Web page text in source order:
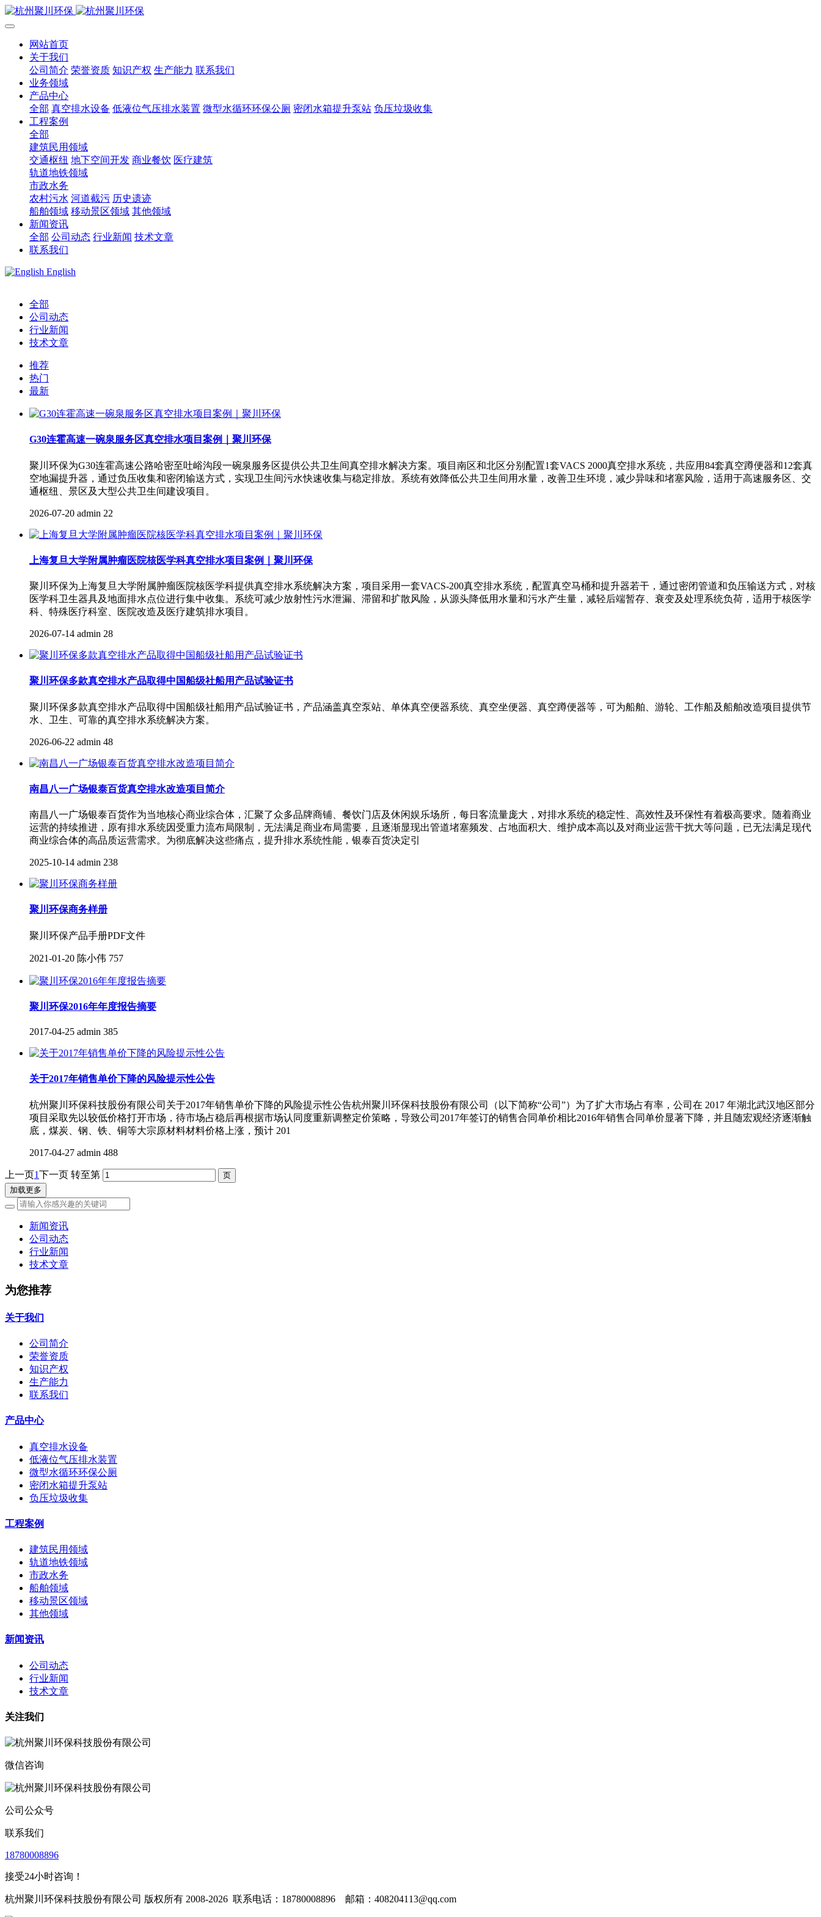
网站首页
关于我们
公司简介 荣誉资质 知识产权 生产能力 联系我们
业务领域
产品中心
全部 真空排水设备 低液位气压排水装置 微型水循环环保公厕 密闭水箱提升泵站 负压垃圾收集
工程案例
全部
建筑民用领域
交通枢纽 地下空间开发 商业餐饮 医疗建筑
轨道地铁领域
市政水务
农村污水 河道截污 历史遗迹
船舶领域 移动景区领域 其他领域
新闻资讯
全部 公司动态 行业新闻 技术文章
联系我们
English
全部
公司动态
行业新闻
技术文章
推荐
热门
最新
G30连霍高速一碗泉服务区真空排水项目案例｜聚川环保
聚川环保为G30连霍高速公路哈密至吐峪沟段一碗泉服务区提供公共卫生间真空排水解决方案。项目南区和北区分别配置1套VACS 2000真空排水系统，共应用84套真空蹲便器和12套真
空地漏提升器，通过负压收集和密闭输送方式，实现卫生间污水快速收集与稳定排放。系统有效降低公共卫生间用水量，改善卫生环境，减少异味和堵塞风险，适用于高速服务区、交
通枢纽、景区及大型公共卫生间建设项目。
2026-07-20 admin 22
上海复旦大学附属肿瘤医院核医学科真空排水项目案例｜聚川环保
聚川环保为上海复旦大学附属肿瘤医院核医学科提供真空排水系统解决方案，项目采用一套VACS-200真空排水系统，配置真空马桶和提升器若干，通过密闭管道和负压输送方式，对核
医学科卫生器具及地面排水点位进行集中收集。系统可减少放射性污水泄漏、滞留和扩散风险，从源头降低用水量和污水产生量，减轻后端暂存、衰变及处理系统负荷，适用于核医学
科、特殊医疗科室、医院改造及医疗建筑排水项目。
2026-07-14 admin 28
聚川环保多款真空排水产品取得中国船级社船用产品试验证书
聚川环保多款真空排水产品取得中国船级社船用产品试验证书，产品涵盖真空泵站、单体真空便器系统、真空坐便器、真空蹲便器等，可为船舶、游轮、工作船及船舶改造项目提供节
水、卫生、可靠的真空排水系统解决方案。
2026-06-22 admin 48
南昌八一广场银泰百货真空排水改造项目简介
南昌八一广场银泰百货作为当地核心商业综合体，汇聚了众多品牌商铺、餐饮门店及休闲娱乐场所，每日客流量庞大，对排水系统的稳定性、高效性及环保性有着极高要求。随着商业
运营的持续推进，原有排水系统因受重力流布局限制，无法满足商业布局需要，且逐渐显现出管道堵塞频发、占地面积大、维护成本高以及对商业运营干扰大等问题，已无法满足现代
商业综合体的高品质运营需求。为彻底解决这些痛点，提升排水系统性能，银泰百货决定引
2025-10-14 admin 238
聚川环保商务样册
聚川环保产品手册PDF文件
2021-01-20 陈小伟 757
聚川环保2016年年度报告摘要
2017-04-25 admin 385
关于2017年销售单价下降的风险提示性公告
杭州聚川环保科技股份有限公司关于2017年销售单价下降的风险提示性公告杭州聚川环保科技股份有限公司（以下简称“公司”）为了扩大市场占有率，公司在 2017 年湖北武汉地区部分
项目采取先以较低价格打开市场，待市场占稳后再根据市场认同度重新调整定价策略，导致公司2017年签订的销售合同单价相比2016年销售合同单价显著下降，并且随宏观经济逐渐触
底，煤炭、钢、铁、铜等大宗原材料材料价格上涨，预计 201
2017-04-27 admin 488
上一页1下一页 转至第
加载更多
新闻资讯
公司动态
行业新闻
技术文章
为您推荐
关于我们
公司简介
荣誉资质
知识产权
生产能力
联系我们
产品中心
真空排水设备
低液位气压排水装置
微型水循环环保公厕
密闭水箱提升泵站
负压垃圾收集
工程案例
建筑民用领域
轨道地铁领域
市政水务
船舶领域
移动景区领域
其他领域
新闻资讯
公司动态
行业新闻
技术文章
关注我们
微信咨询
公司公众号
联系我们
18780008896
接受24小时咨询！
杭州聚川环保科技股份有限公司 版权所有 2008-2026 联系电话：18780008896 邮箱：408204113@qq.com